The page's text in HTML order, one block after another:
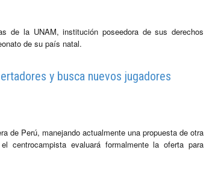
de la UNAM, institución poseedora de sus derechos
de su país natal.
y busca nuevos jugadores
de Perú, manejando actualmente una propuesta de otra
centrocampista evaluará formalmente la oferta para